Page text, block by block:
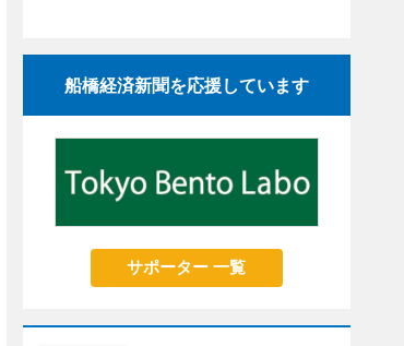
船橋経済新聞を応援しています
サポーター 一覧